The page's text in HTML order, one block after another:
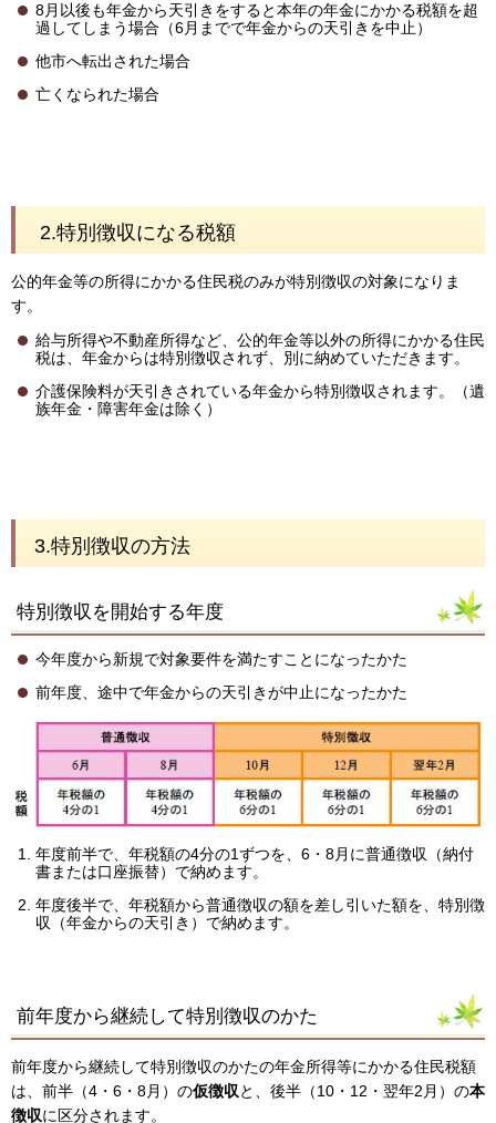
8月以後も年金から天引きをすると本年の年金にかかる税額を超
過してしまう場合（6月までで年金からの天引きを中止）
他市へ転出された場合
亡くなられた場合
2.特別徴収になる税額
公的年金等の所得にかかる住民税のみが特別徴収の対象になりま
す。
給与所得や不動産所得など、公的年金等以外の所得にかかる住民
税は、年金からは特別徴収されず、別に納めていただきます。
介護保険料が天引きされている年金から特別徴収されます。（遺
族年金・障害年金は除く）
3.特別徴収の方法
特別徴収を開始する年度
今年度から新規で対象要件を満たすことになったかた
前年度、途中で年金からの天引きが中止になったかた
年度前半で、年税額の4分の1ずつを、6・8月に普通徴収（納付
書または口座振替）で納めます。
年度後半で、年税額から普通徴収の額を差し引いた額を、特別徴
収（年金からの天引き）で納めます。
前年度から継続して特別徴収のかた
前年度から継続して特別徴収のかたの年金所得等にかかる住民税額
は、前半（4・6・8月）の仮徴収と、後半（10・12・翌年2月）の本
徴収に区分されます。